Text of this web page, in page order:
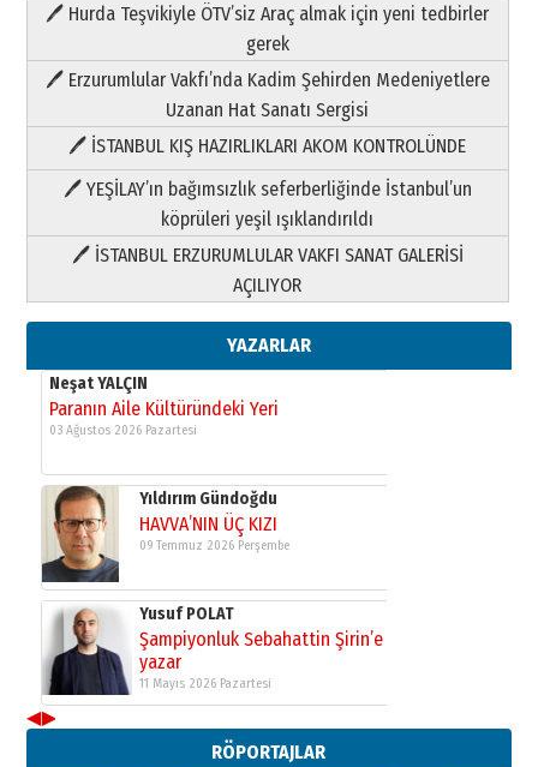
🖊 Hurda Teşvikiyle ÖTV’siz Araç almak için yeni tedbirler
gerek
🖊 Erzurumlular Vakfı’nda Kadim Şehirden Medeniyetlere
Uzanan Hat Sanatı Sergisi
🖊 İSTANBUL KIŞ HAZIRLIKLARI AKOM KONTROLÜNDE
🖊 YEŞİLAY’ın bağımsızlık seferberliğinde İstanbul’un
köprüleri yeşil ışıklandırıldı
🖊 İSTANBUL ERZURUMLULAR VAKFI SANAT GALERİSİ
AÇILIYOR
YAZARLAR
Paranın Aile Kültüründeki Yeri
03 Ağustos 2026 Pazartesi
Yıldırım Gündoğdu
HAVVA’NIN ÜÇ KIZI
09 Temmuz 2026 Perşembe
Yusuf POLAT
Şampiyonluk Sebahattin Şirin’e
11 Mayıs 2026 Pazartesi
Neşat YALÇIN
Paranın Aile Kültüründeki Yeri
03 Ağustos 2026 Pazartesi
Yıldırım Gündoğdu
HAVVA’NIN ÜÇ KIZI
09 Temmuz 2026 Perşembe
Yusuf POLAT
Şampiyonluk Sebahattin Şirin’e
yazar
11 Mayıs 2026 Pazartesi
Neşat YALÇIN
Paranın Aile Kültüründeki Yeri
◀▶
RÖPORTAJLAR